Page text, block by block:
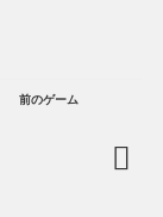
前のゲーム